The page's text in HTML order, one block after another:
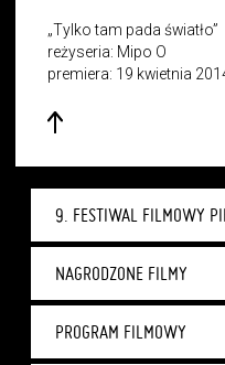
9. FESTIWAL FILMOWY
NAGRODZONE FILMY
PROGRAM FILMOWY
„Tylko tam pada światło”
reżyseria: Mipo O
premiera: 19 kwietnia